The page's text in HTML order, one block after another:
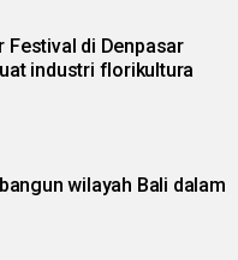
Festival di Denpasar
industri florikultura
wilayah Bali dalam